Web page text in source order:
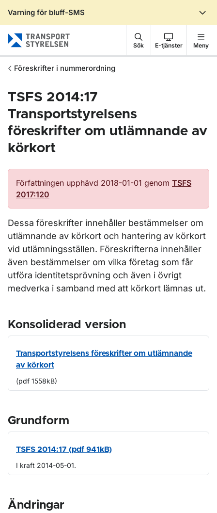
Varning för bluff-SMS
Sök E-tjänster Meny
Föreskrifter i nummerordning
TSFS 2014:17
Transportstyrelsens
föreskrifter om utlämnande av
körkort
Författningen upphävd 2018-01-01 genom TSFS
2017:120
Dessa föreskrifter innehåller bestämmelser om
utlämnande av körkort och hantering av körkort
vid utlämningsställen. Föreskrifterna innehåller
även bestämmelser om vilka företag som får
utföra identitetsprövning och även i övrigt
medverka i samband med att körkort lämnas ut.
Konsoliderad version
Transportstyrelsens föreskrifter om utlämnande
av körkort
(pdf 1558kB)
Grundform
TSFS 2014:17 (pdf 941kB)
I kraft 2014-05-01.
Ändringar